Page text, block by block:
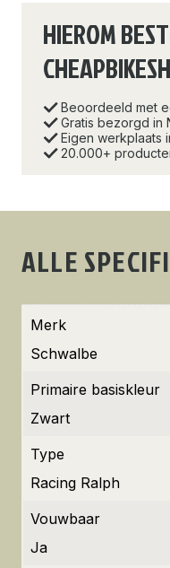
HIEROM
Beoordeeld met
Gratis bezorgd in
Eigen werkplaats
20.000+
ALLE
Merk
Schwalbe
Primaire basiskleur
Zwart
Type
Racing Ralph
Vouwbaar
Ja